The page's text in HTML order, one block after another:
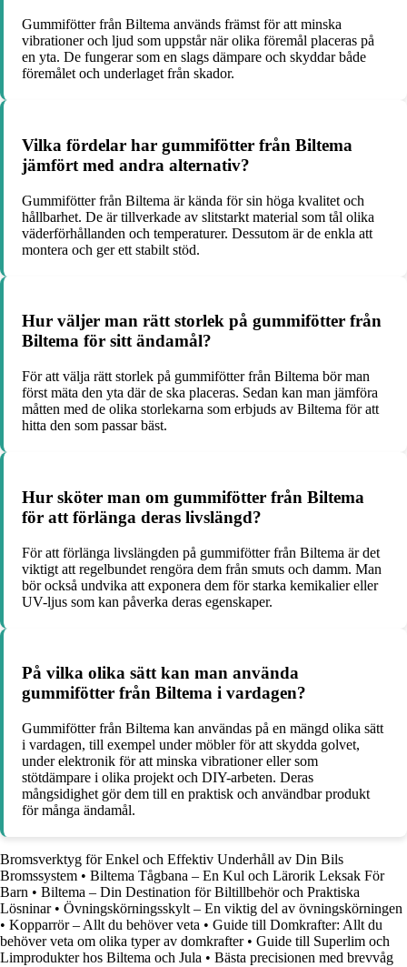
Gummifötter från Biltema används främst för att minska
vibrationer och ljud som uppstår när olika föremål placeras på
en yta. De fungerar som en slags dämpare och skyddar både
föremålet och underlaget från skador.
Vilka fördelar har gummifötter från Biltema
jämfört med andra alternativ?
Gummifötter från Biltema är kända för sin höga kvalitet och
hållbarhet. De är tillverkade av slitstarkt material som tål olika
väderförhållanden och temperaturer. Dessutom är de enkla att
montera och ger ett stabilt stöd.
Hur väljer man rätt storlek på gummifötter från
Biltema för sitt ändamål?
För att välja rätt storlek på gummifötter från Biltema bör man
först mäta den yta där de ska placeras. Sedan kan man jämföra
måtten med de olika storlekarna som erbjuds av Biltema för att
hitta den som passar bäst.
Hur sköter man om gummifötter från Biltema
för att förlänga deras livslängd?
För att förlänga livslängden på gummifötter från Biltema är det
viktigt att regelbundet rengöra dem från smuts och damm. Man
bör också undvika att exponera dem för starka kemikalier eller
UV-ljus som kan påverka deras egenskaper.
På vilka olika sätt kan man använda
gummifötter från Biltema i vardagen?
Gummifötter från Biltema kan användas på en mängd olika sätt
i vardagen, till exempel under möbler för att skydda golvet,
under elektronik för att minska vibrationer eller som
stötdämpare i olika projekt och DIY-arbeten. Deras
mångsidighet gör dem till en praktisk och användbar produkt
för många ändamål.
Bromsverktyg för Enkel och Effektiv Underhåll av Din Bils
Bromssystem • Biltema Tågbana – En Kul och Lärorik Leksak För
Barn • Biltema – Din Destination för Biltillbehör och Praktiska
Lösninar• Övningskörningsskylt – En viktig del av övningskörningen
• Kopparrör – Allt du behöver veta • Guide till Domkrafter: Allt du
behöver veta om olika typer av domkrafter• Guide till Superlim och
Limprodukter hos Biltema och Jula • Bästa precisionen med brevvåg